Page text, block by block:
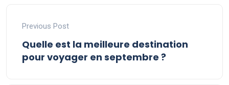
Previous Post
Quelle est la meilleure destination
pour voyager en septembre ?